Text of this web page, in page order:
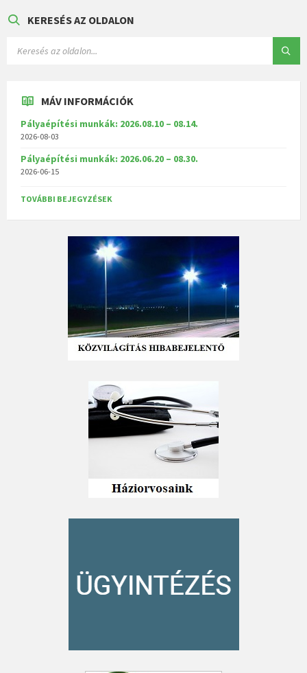
KERESÉS AZ OLDALON
MÁV INFORMÁCIÓK
Pályaépítési munkák: 2026.08.10 – 08.14.
2026-08-03
Pályaépítési munkák: 2026.06.20 – 08.30.
2026-06-15
TOVÁBBI BEJEGYZÉSEK